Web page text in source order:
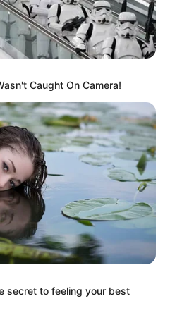
Caught On Camera!
secret to feeling your best